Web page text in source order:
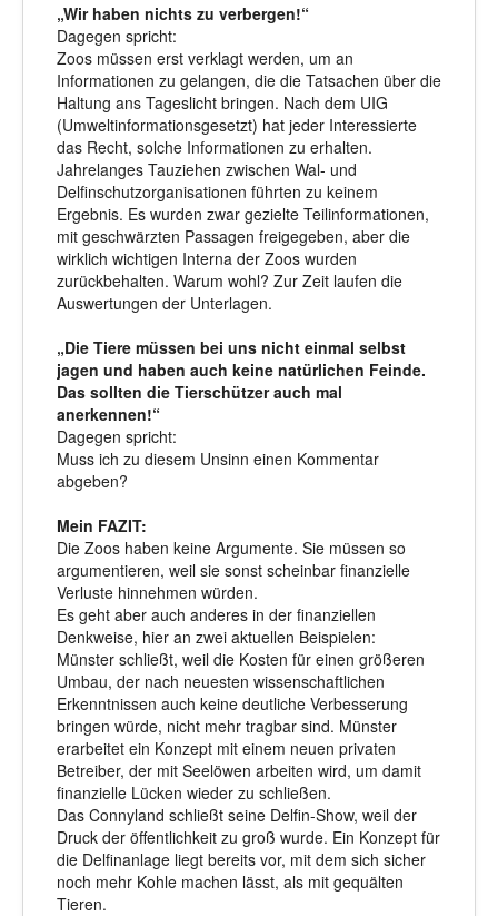
„Wir haben nichts zu verbergen!“
Dagegen spricht:
Zoos müssen erst verklagt werden, um an
Informationen zu gelangen, die die Tatsachen über die
Haltung ans Tageslicht bringen. Nach dem UIG
(Umweltinformationsgesetzt) hat jeder Interessierte
das Recht, solche Informationen zu erhalten.
Jahrelanges Tauziehen zwischen Wal- und
Delfinschutzorganisationen führten zu keinem
Ergebnis. Es wurden zwar gezielte Teilinformationen,
mit geschwärzten Passagen freigegeben, aber die
wirklich wichtigen Interna der Zoos wurden
zurückbehalten. Warum wohl? Zur Zeit laufen die
Auswertungen der Unterlagen.
„Die Tiere müssen bei uns nicht einmal selbst
jagen und haben auch keine natürlichen Feinde.
Das sollten die Tierschützer auch mal
anerkennen!“
Dagegen spricht:
Muss ich zu diesem Unsinn einen Kommentar
abgeben?
Mein FAZIT:
Die Zoos haben keine Argumente. Sie müssen so
argumentieren, weil sie sonst scheinbar finanzielle
Verluste hinnehmen würden.
Es geht aber auch anderes in der finanziellen
Denkweise, hier an zwei aktuellen Beispielen:
Münster schließt, weil die Kosten für einen größeren
Umbau, der nach neuesten wissenschaftlichen
Erkenntnissen auch keine deutliche Verbesserung
bringen würde, nicht mehr tragbar sind. Münster
erarbeitet ein Konzept mit einem neuen privaten
Betreiber, der mit Seelöwen arbeiten wird, um damit
finanzielle Lücken wieder zu schließen.
Das Connyland schließt seine Delfin-Show, weil der
Druck der öffentlichkeit zu groß wurde. Ein Konzept für
die Delfinanlage liegt bereits vor, mit dem sich sicher
noch mehr Kohle machen lässt, als mit gequälten
Tieren.